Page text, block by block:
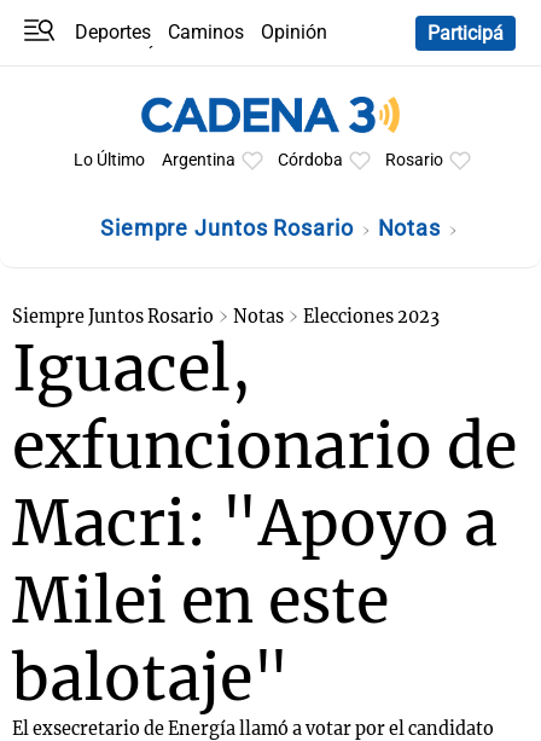
Deportes Caminos
Opinión
Participá
Lo Último Argentina Córdoba Rosario
Siempre Juntos Rosario Notas
Siempre Juntos Rosario Notas Elecciones 2023
Iguacel,
exfuncionario de
Macri: "Apoyo a
Milei en este
balotaje"
El exsecretario de Energía llamó a votar por el candidato